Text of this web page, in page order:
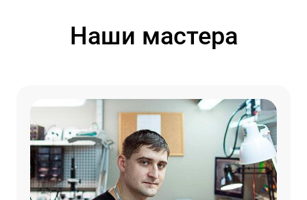
Наши мастера